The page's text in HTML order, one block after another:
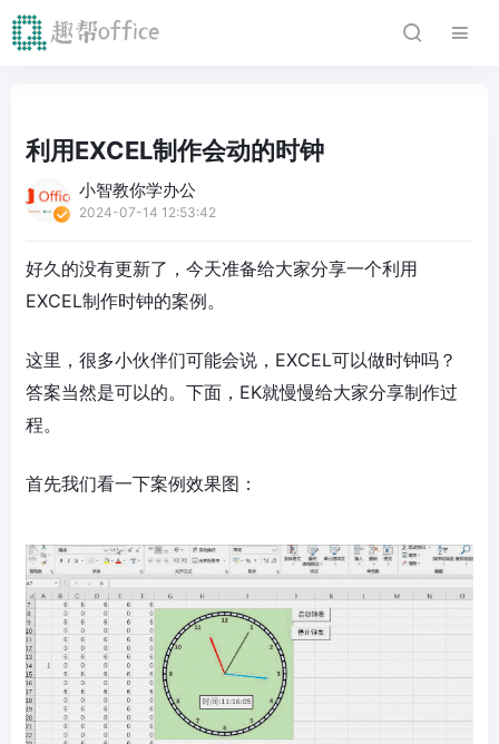
利用EXCEL制作会动的时钟
小智教你学办公
2024-07-14 12:53:42
好久的没有更新了，今天准备给大家分享一个利用
EXCEL制作时钟的案例。
这里，很多小伙伴们可能会说，EXCEL可以做时钟吗？
答案当然是可以的。下面，EK就慢慢给大家分享制作过
程。
首先我们看一下案例效果图：